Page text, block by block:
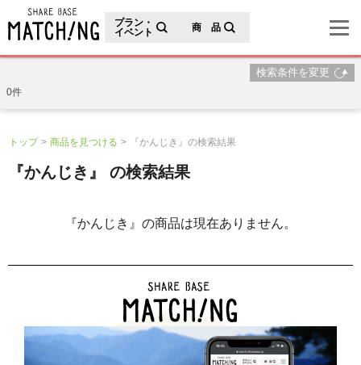
プラン・
イベント
商 品
検索条件を変更
0件
トップ 商品を見つける 『かんじき』の検索結果
『かんじき』 の検索結果
『かんじき』の商品は現在ありません。